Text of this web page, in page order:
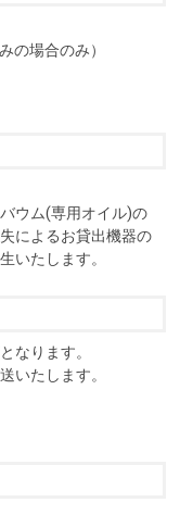
の場合のみ）
ウム(専用オイル)の
によるお貸出機器の
いたします。
なります。
いたします。